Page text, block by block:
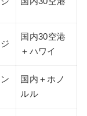
国内30空港
＋ハワイ
国内＋ホノ
ルル